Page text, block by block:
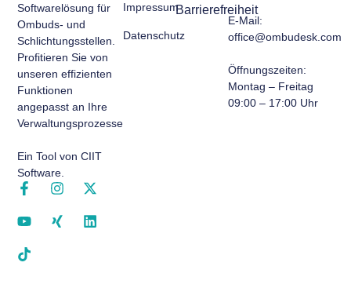
Softwarelösung für
Ombuds- und
Schlichtungsstellen.
Profitieren Sie von
unseren effizienten
Funktionen
angepasst an Ihre
Verwaltungsprozesse.
Ein Tool von CIIT
Software.
Barrierefreiheit
Impressum
Datenschutz
E-Mail:
office@ombudesk.com
Öffnungszeiten:
Montag – Freitag
09:00 – 17:00 Uhr​